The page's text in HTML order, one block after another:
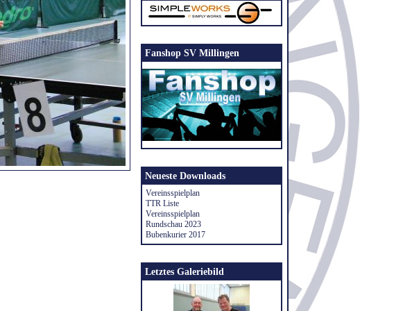
Fanshop SV Millingen
Neueste Downloads
Vereinsspielplan
TTR Liste
Vereinsspielplan
Rundschau 2023
Bubenkurier 2017
Letztes Galeriebild